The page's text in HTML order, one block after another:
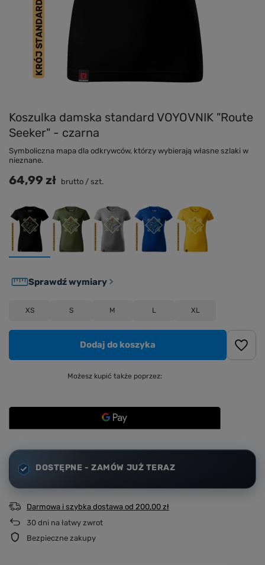
Koszulka damska standard VOYOVNIK "Route
Seeker" - czarna
Symboliczna mapa dla odkrywców, którzy wybierają własne szlaki w
nieznane.
XS S M L XL
Sprawdź wymiary
64,99 zł brutto / szt.
Dodaj do koszyka
Możesz kupić także poprzez:
DOSTĘPNE - ZAMÓW JUŻ TERAZ
Darmowa i szybka dostawa od 200,00 zł
30 dni na łatwy zwrot
Bezpieczne zakupy